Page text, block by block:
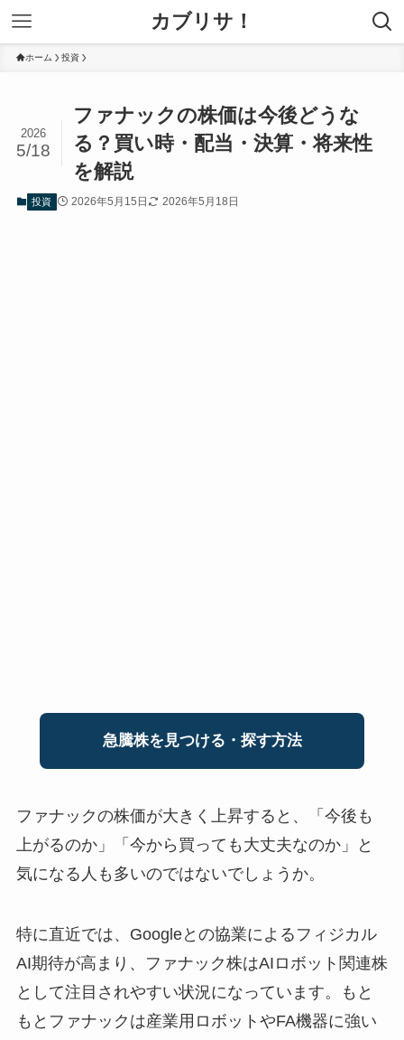
カブリサ！
ホーム 投資
ファナックの株価は今後どうな
る？買い時・配当・決算・将来性
を解説
2026
5/18
投資 2026年5月15日 2026年5月18日
急騰株を見つける・探す方法
ファナックの株価が大きく上昇すると、「今後も
上がるのか」「今から買っても大丈夫なのか」と
気になる人も多いのではないでしょうか。
特に直近では、Googleとの協業によるフィジカル
AI期待が高まり、ファナック株はAIロボット関連株
として注目されやすい状況になっています。もと
もとファナックは産業用ロボットやFA機器に強い